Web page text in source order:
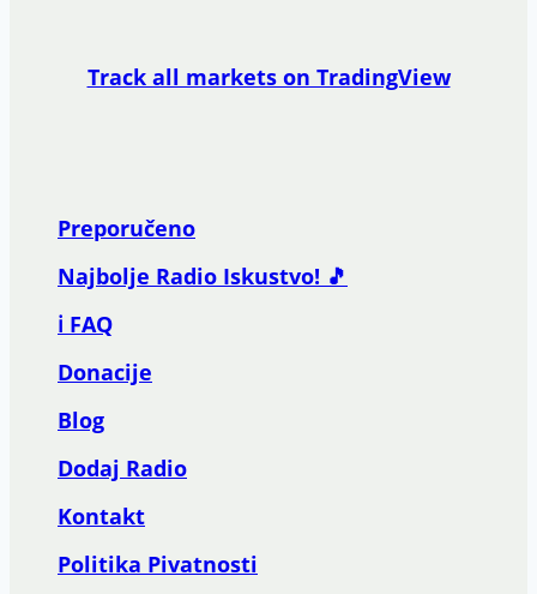
Track all markets on TradingView
Preporučeno
Najbolje Radio Iskustvo! 🎵
ℹ️ FAQ
Donacije
Blog
Dodaj Radio
Kontakt
Politika Pivatnosti